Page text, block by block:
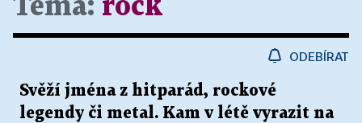
Téma: rock
ODEBÍRAT
Svěží jména z hitparád, rockové
legendy či metal. Kam v létě vyrazit na